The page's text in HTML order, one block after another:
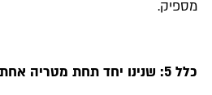
מספיק.
כלל 5: שנינו יחד תחת מטריה אחת